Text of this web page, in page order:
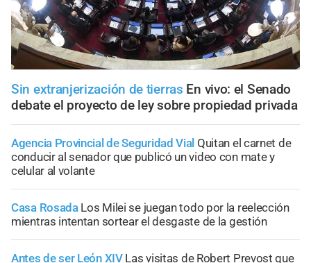
Sin extranjerización de tierras En vivo: el Senado
debate el proyecto de ley sobre propiedad privada
Agencia Provincial de Seguridad Vial Quitan el carnet de
conducir al senador que publicó un video con mate y
celular al volante
Casa Rosada Los Milei se juegan todo por la reelección
mientras intentan sortear el desgaste de la gestión
Antes de ser León XIV Las visitas de Robert Prevost que